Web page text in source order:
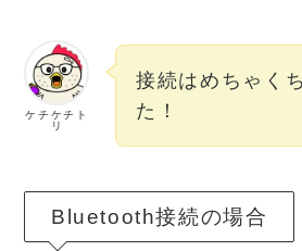
ケチケチト
リ
接続はめちゃく
た！
Bluetooth接続の場合